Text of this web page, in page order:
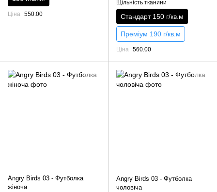
Ціна 550.00
Щільність тканини
Стандарт 150 г/кв.м
Преміум 190 г/кв.м
Ціна 560.00
Angry Birds 03 - Футболка
жіноча
Angry Birds 03 - Футболка
чоловіча